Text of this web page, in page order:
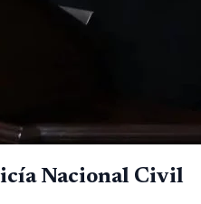
Nacional Civil